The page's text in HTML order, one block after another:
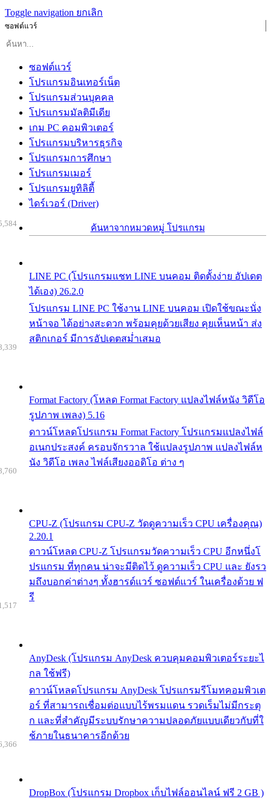
Toggle navigation ยกเลิก
ซอฟต์แวร์
ซอฟต์แวร์
โปรแกรมอินเทอร์เน็ต
โปรแกรมส่วนบุคคล
โปรแกรมมัลติมีเดีย
เกม PC คอมพิวเตอร์
โปรแกรมบริหารธุรกิจ
โปรแกรมการศึกษา
โปรแกรมเมอร์
โปรแกรมยูทิลิตี้
ไดร์เวอร์ (Driver)
ค้นหาจากหมวดหมู่ โปรแกรม
LINE PC (โปรแกรมแชท LINE บนคอม ติดตั้งง่าย อัปเดต
ได้เอง) 26.2.0
โปรแกรม LINE PC ใช้งาน LINE บนคอม เปิดใช้ขณะนั่ง
หน้าจอ ได้อย่างสะดวก พร้อมคุยด้วยเสียง คุยเห็นหน้า ส่ง
สติกเกอร์ มีการอัปเดตสม่ำเสมอ
Format Factory (โหลด Format Factory แปลงไฟล์หนัง วิดีโอ
รูปภาพ เพลง) 5.16
ดาวน์โหลดโปรแกรม Format Factory โปรแกรมแปลงไฟล์
อเนกประสงค์ ครอบจักรวาล ใช้แปลงรูปภาพ แปลงไฟล์ห
นัง วิดีโอ เพลง ไฟล์เสียงออดิโอ ต่าง ๆ
CPU-Z (โปรแกรม CPU-Z วัดดูความเร็ว CPU เครื่องคุณ)
2.20.1
ดาวน์โหลด CPU-Z โปรแกรมวัดความเร็ว CPU อีกหนึ่งโ
ปรแกรม ที่ทุกคน น่าจะมีติดไว้ ดูความเร็ว CPU และ ยังรว
มถึงบอกค่าต่างๆ ทั้งฮารด์แวร์ ซอฟต์แวร์ ในเครื่องด้วย ฟ
รี
AnyDesk (โปรแกรม AnyDesk ควบคุมคอมพิวเตอร์ระยะไ
กล ใช้ฟรี)
ดาวน์โหลดโปรแกรม AnyDesk โปรแกรมรีโมทคอมพิวเต
อร์ ที่สามารถเชื่อมต่อแบบไร้พรมแดน รวดเร็มไม่มีกระตุ
ก และที่สำคัญมีระบบรักษาความปลอดภัยแบบเดียวกับที่ใ
ช้ภายในธนาคารอีกด้วย
DropBox (โปรแกรม Dropbox เก็บไฟล์ออนไลน์ ฟรี 2 GB )